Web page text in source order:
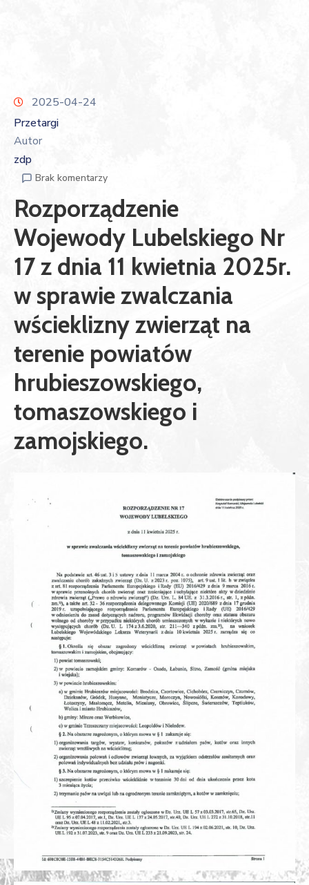
2025-04-24
Przetargi
Autor
zdp
Brak komentarzy
Rozporządzenie
Wojewody Lubelskiego Nr
17 z dnia 11 kwietnia 2025r.
w sprawie zwalczania
wścieklizny zwierząt na
terenie powiatów
hrubieszowskiego,
tomaszowskiego i
zamojskiego.